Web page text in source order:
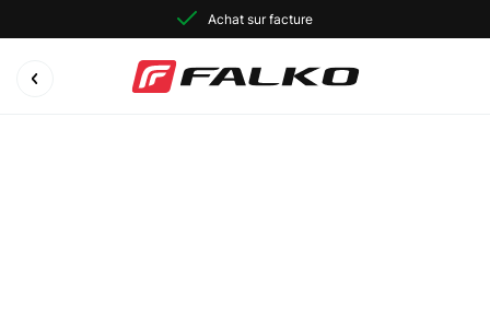
Achat sur facture